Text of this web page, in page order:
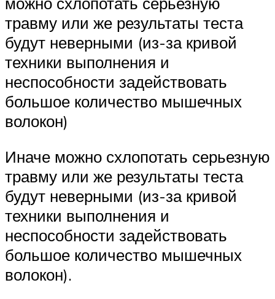
травму или же результаты теста
будут неверными (из-за кривой
техники выполнения и
неспособности задействовать
большое количество мышечных
волокон)
Иначе можно схлопотать серьезную
травму или же результаты теста
будут неверными (из-за кривой
техники выполнения и
неспособности задействовать
большое количество мышечных
волокон).